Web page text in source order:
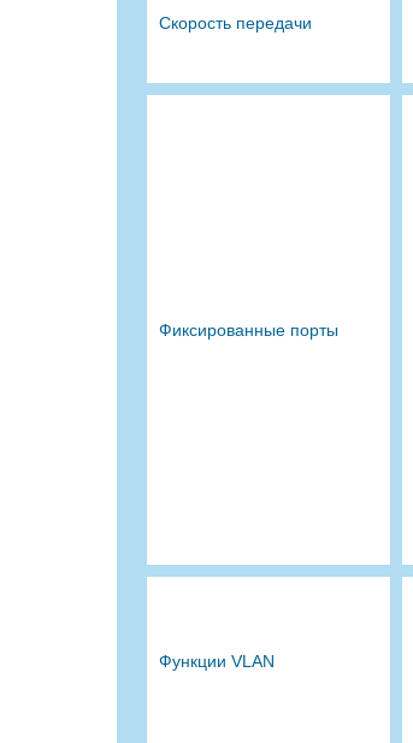
Скорость передачи
Фиксированные порты
Функции VLAN